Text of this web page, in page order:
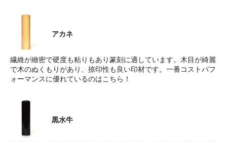
アカネ
繊維が緻密で硬度も粘りもあり篆刻に適しています。木目が綺麗
で木のぬくもりがあり、捺印性も良い印材です。一番コストパフ
ォーマンスに優れているのはこちら！
黒水牛